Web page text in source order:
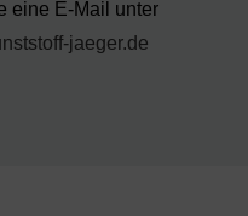
eine E-Mail unter
jaeger.de